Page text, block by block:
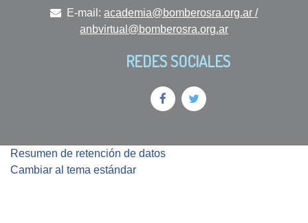
E-mail: academia@bomberosra.org.ar /
anbvirtual@bomberosra.org.ar
REDES SOCIALES
Resumen de retención de datos
Cambiar al tema estándar